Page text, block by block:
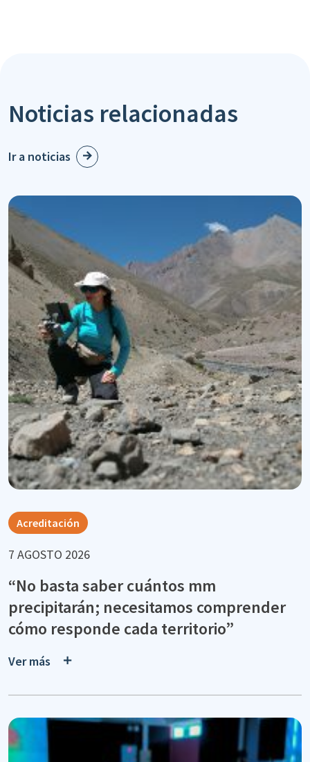
Noticias relacionadas
Ir a noticias
Acreditación
7 AGOSTO 2026
“No basta saber cuántos mm
precipitarán; necesitamos comprender
cómo responde cada territorio”
Ver más